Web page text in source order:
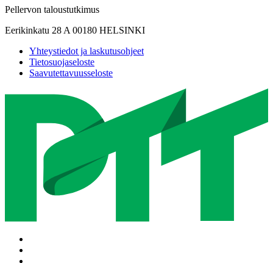
Pellervon taloustutkimus
Eerikinkatu 28 A 00180 HELSINKI
Yhteystiedot ja laskutusohjeet
Tietosuojaseloste
Saavutettavuusseloste